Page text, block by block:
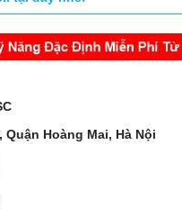
Hoàng Mai, Hà Nội